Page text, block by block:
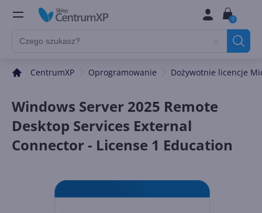
0
CentrumXP Oprogramowanie Dożywotnie licencje
Windows Server 2025 Remote
Desktop Services External
Connector - License 1 Education